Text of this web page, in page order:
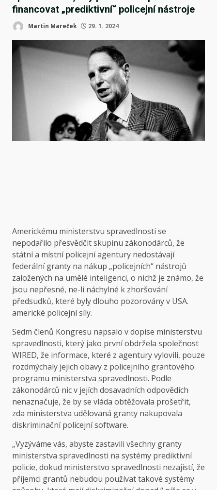
financovat „prediktivní“ policejní nástroje
Martin Mareček 29. 1. 2024
Americkému ministerstvu spravedlnosti se
nepodařilo přesvědčit skupinu zákonodárců, že
státní a místní policejní agentury nedostávají
federální granty na nákup „policejních“ nástrojů
založených na umělé inteligenci, o nichž je známo, že
jsou nepřesné, ne-li náchylné k zhoršování
předsudků, které byly dlouho pozorovány v USA.
americké policejní síly.
Sedm členů Kongresu napsalo v dopise ministerstvu
spravedlnosti, který jako první obdržela společnost
WIRED, že informace, které z agentury vylovili, pouze
rozdmýchaly jejich obavy z policejního grantového
programu ministerstva spravedlnosti. Podle
zákonodárců nic v jejích dosavadních odpovědích
nenaznačuje, že by se vláda obtěžovala prošetřit,
zda ministerstva udělovaná granty nakupovala
diskriminační policejní software.
„Vyzýváme vás, abyste zastavili všechny granty
ministerstva spravedlnosti na systémy prediktivní
policie, dokud ministerstvo spravedlnosti nezajistí, že
příjemci grantů nebudou používat takové systémy